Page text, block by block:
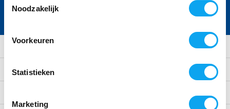
Noodzakelijk
Voorkeuren
Statistieken
Marketing
Klantenservice
Mijn account